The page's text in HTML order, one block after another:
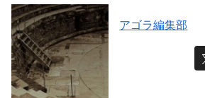
アゴラ編集部